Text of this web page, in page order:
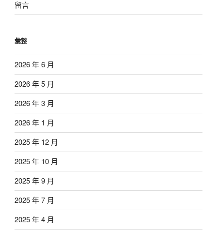
留言
彙整
2026 年 6 月
2026 年 5 月
2026 年 3 月
2026 年 1 月
2025 年 12 月
2025 年 10 月
2025 年 9 月
2025 年 7 月
2025 年 4 月